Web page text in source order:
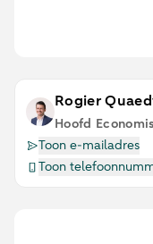
Rogier
Hoofd
Toon e-mailadres
Toon